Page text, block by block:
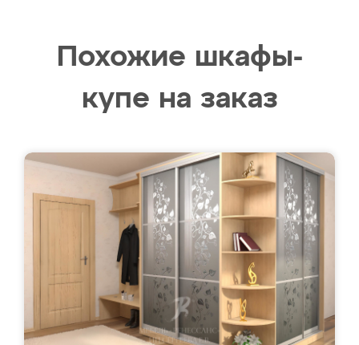
Похожие шкафы-
купе на заказ